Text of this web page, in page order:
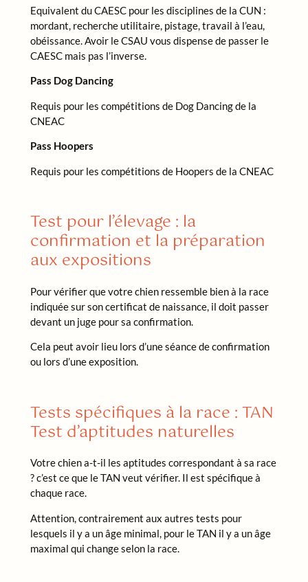
Equivalent du CAESC pour les disciplines de la CUN :
mordant, recherche utilitaire, pistage, travail à l’eau,
obéissance. Avoir le CSAU vous dispense de passer le
CAESC mais pas l’inverse.
Pass Dog Dancing
Requis pour les compétitions de Dog Dancing de la
CNEAC
Pass Hoopers
Requis pour les compétitions de Hoopers de la CNEAC
Test pour l’élevage : la
confirmation et la préparation
aux expositions
Pour vérifier que votre chien ressemble bien à la race
indiquée sur son certificat de naissance, il doit passer
devant un juge pour sa confirmation.
Cela peut avoir lieu lors d’une séance de confirmation
ou lors d’une exposition.
Tests spécifiques à la race : TAN
Test d’aptitudes naturelles
Votre chien a-t-il les aptitudes correspondant à sa race
? c’est ce que le TAN veut vérifier. Il est spécifique à
chaque race.
Attention, contrairement aux autres tests pour
lesquels il y a un âge minimal, pour le TAN il y a un âge
maximal qui change selon la race.